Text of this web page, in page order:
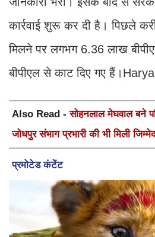
कार्रवाई शुरू कर दी है। पिछले
मिलने पर लगभग 6.36 लाख
बीपीएल से काट दिए गए
Also Read -सोहनलाल मेघवाल बने
जोधपुर संभाग प्रभारी की भी मिली